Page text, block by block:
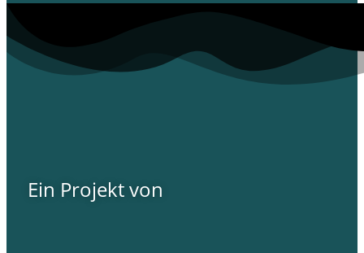
Ein Projekt von